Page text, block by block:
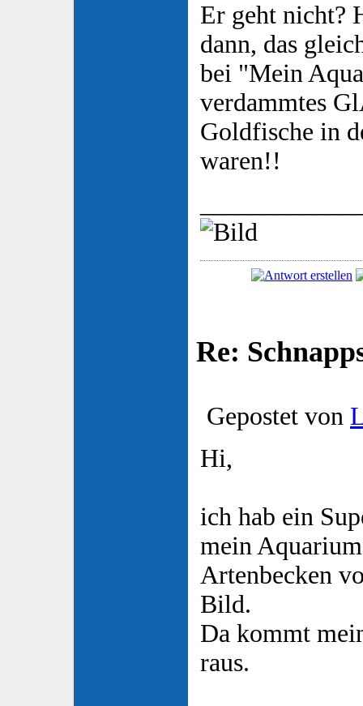
Er geht nicht?
dann, das
bei "Mein
verdammtes
Goldfische in
waren!!
Re:
Gepostet von
Hi,
ich hab ein
mein
Artenbecken
Bild.
Da kommt
raus.